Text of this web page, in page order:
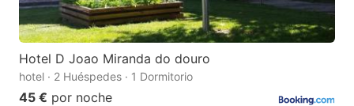
Hotel D Joao Miranda do douro
hotel · 2 Huéspedes · 1 Dormitorio
45 € por noche